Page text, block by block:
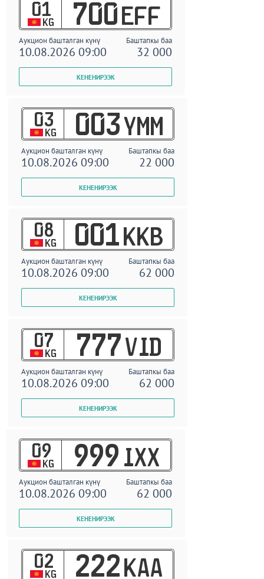
01
KG 700 EFF
Аукцион башталган күнү Баштапкы баа
10.08.2026 09:00 32 000
03
KG 003 YMM
Аукцион башталган күнү Баштапкы баа
10.08.2026 09:00 22 000
08
KG 001 KKB
Аукцион башталган күнү Баштапкы баа
10.08.2026 09:00 62 000
07
KG 777 VID
Аукцион башталган күнү Баштапкы баа
10.08.2026 09:00 62 000
09
KG 999 IXX
Аукцион башталган күнү Баштапкы баа
10.08.2026 09:00 62 000
02
KG 222 KAA